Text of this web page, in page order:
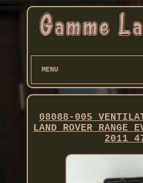
MENU
08088-005
LAND ROVER
2011